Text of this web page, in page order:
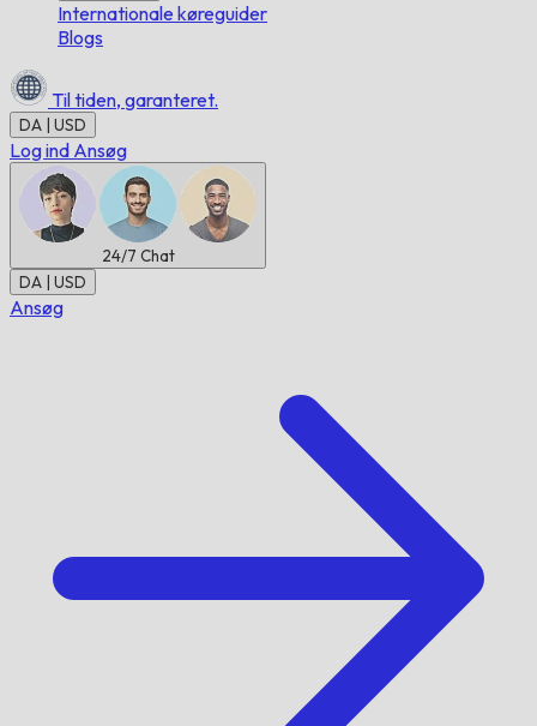
Internationale køreguider
Blogs
Til tiden, garanteret.
DA | USD
Log ind Ansøg
24/7 Chat
DA | USD
Ansøg